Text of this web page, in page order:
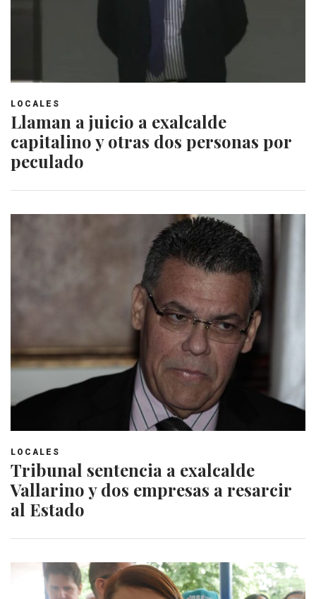
LOCALES
Llaman a juicio a exalcalde
capitalino y otras dos personas por
peculado
LOCALES
Tribunal sentencia a exalcalde
Vallarino y dos empresas a resarcir
al Estado